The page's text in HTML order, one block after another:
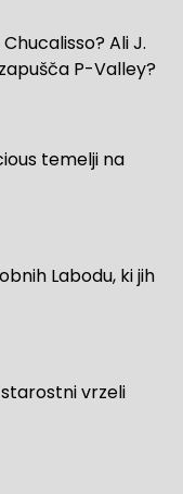
Ali J.
P-Valley?
temelji na
Labodu, ki jih
vrzeli